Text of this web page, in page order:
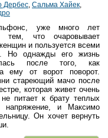
Дербес, Сальма Хайек,
уже много лет
тем, что очаровывает
и пользуется всеми
Но однажды его жизнь
после того, как
ему от ворот поворот.
стареющий мачо после
которая живет очень
питает к брату теплых
напряжение, и Максимо
Он хочет вернуть